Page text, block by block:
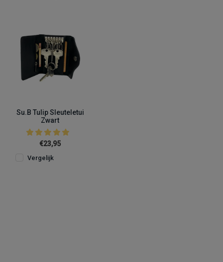
Su.B Tulip Sleuteletui
Zwart
€23,95
Vergelijk